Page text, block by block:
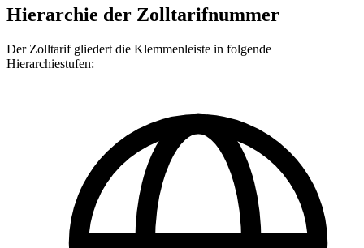
Hierarchie der Zolltarifnummer
Der Zolltarif gliedert die Klemmenleiste in folgende
Hierarchiestufen: